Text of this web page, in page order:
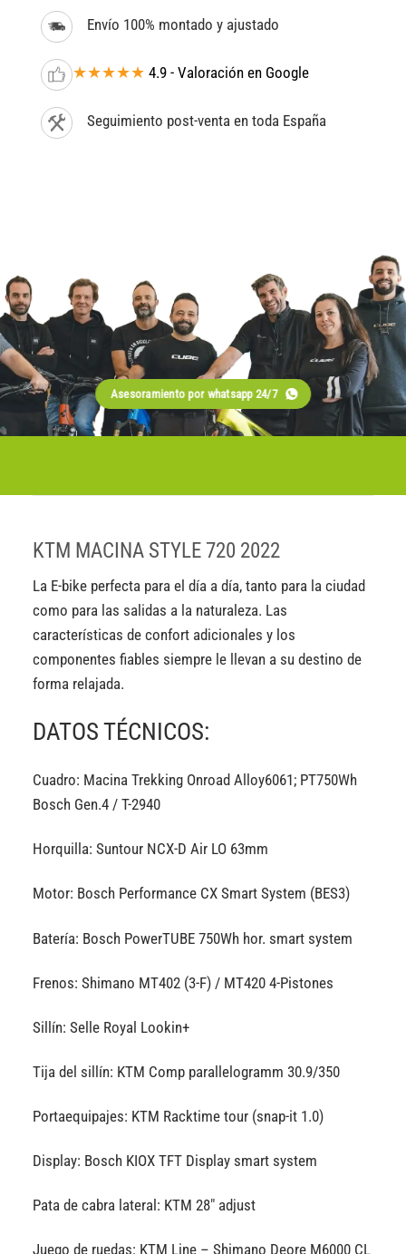
Envío 100% montado y ajustado
★★★★★ 4.9 - Valoración en Google
Seguimiento post-venta en toda España
Asesoramiento por whatsapp 24/7
KTM MACINA STYLE 720 2022
La E-bike perfecta para el día a día, tanto para la ciudad
como para las salidas a la naturaleza. Las
características de confort adicionales y los
componentes fiables siempre le llevan a su destino de
forma relajada.
DATOS TÉCNICOS:
Cuadro: Macina Trekking Onroad Alloy6061; PT750Wh
Bosch Gen.4 / T-2940
Horquilla: Suntour NCX-D Air LO 63mm
Motor: Bosch Performance CX Smart System (BES3)
Batería: Bosch PowerTUBE 750Wh hor. smart system
Frenos: Shimano MT402 (3-F) / MT420 4-Pistones
Sillín: Selle Royal Lookin+
Tija del sillín: KTM Comp parallelogramm 30.9/350
Portaequipajes: KTM Racktime tour (snap-it 1.0)
Display: Bosch KIOX TFT Display smart system
Pata de cabra lateral: KTM 28″ adjust
Juego de ruedas: KTM Line – Shimano Deore M6000 CL